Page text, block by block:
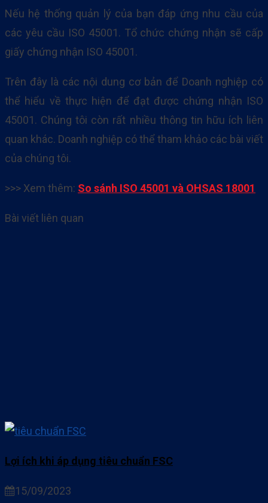
Nếu hệ thống quản lý của bạn đáp ứng nhu cầu của
các yêu cầu ISO 45001. Tổ chức chứng nhận sẽ cấp
giấy chứng nhận ISO 45001.
Trên đây là các nội dung cơ bản để Doanh nghiệp có
thể hiểu về thực hiện để đạt được chứng nhận ISO
45001. Chúng tôi còn rất nhiều thông tin hữu ích liên
quan khác. Doanh nghiệp có thể tham khảo các bài viết
của chúng tôi.
>>> Xem thêm: So sánh ISO 45001 và OHSAS 18001
Bài viết liên quan
Lợi ích khi áp dụng tiêu chuẩn FSC
15/09/2023